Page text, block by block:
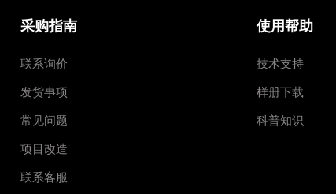
采购指南
联系询价
发货事项
常见问题
项目改造
联系客服
使用帮助
技术支持
样册下载
科普知识